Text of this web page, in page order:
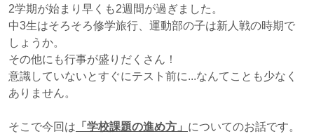
2学期が始まり早くも2週間が過ぎました。
中3生はそろそろ修学旅行、運動部の子は新人戦の時期で
しょうか。
その他にも行事が盛りだくさん！
意識していないとすぐにテスト前に...なんてことも少なく
ありません。
そこで今回は 「学校課題の進め方」 についてのお話です。